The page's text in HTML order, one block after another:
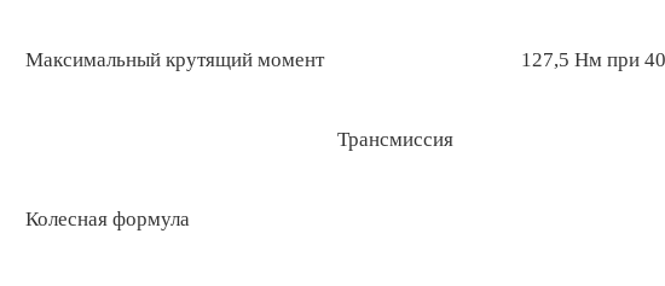
Максимальный крутящий момент 127,5 Нм при
Трансмиссия
Колесная формула